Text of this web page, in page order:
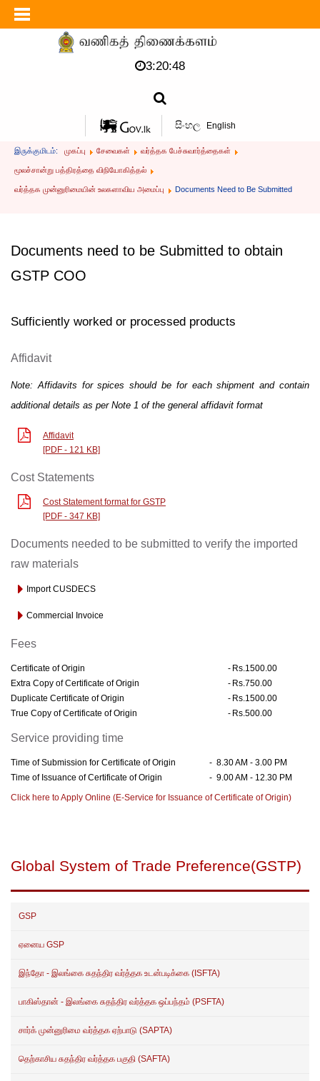
3:20:48
සිංහල English
இருக்குமிடம்: முகப்பு சேவைகள் வர்த்தக பேச்சுவார்த்தைகள்
மூலச்சான்று பத்திரத்தை விநியோகித்தல்
வர்த்தக முன்னுரிமையின் உலகளாவிய அமைப்பு Documents Need to Be Submitted
Documents need to be Submitted to obtain
GSTP COO
Sufficiently worked or processed products
Affidavit
Note: Affidavits for spices should be for each shipment and contain
additional details as per Note 1 of the general affidavit format
Affidavit
[PDF - 121 KB]
Cost Statements
Cost Statement format for GSTP
[PDF - 347 KB]
Documents needed to be submitted to verify the imported
raw materials
Import CUSDECS
Commercial Invoice
Fees
Certificate of Origin - Rs.1500.00
Extra Copy of Certificate of Origin
- Rs.750.00
Duplicate Certificate of Origin
- Rs.1500.00
True Copy of Certificate of Origin
- Rs.500.00
Service providing time
Time of Submission for Certificate of Origin
- 8.30 AM - 3.00 PM
Time of Issuance of Certificate of Origin
- 9.00 AM - 12.30 PM
Click here to Apply Online (E-Service for Issuance of Certificate of Origin)
Global System of Trade Preference(GSTP)
GSP
ஏனைய GSP
இந்தோ - இலங்கை சுதந்திர வர்த்தக உடன்படிக்கை (ISFTA)
பாகிஸ்தான் - இலங்கை சுதந்திர வர்த்தக ஒப்பந்தம் (PSFTA)
சார்க் முன்னுரிமை வர்த்தக ஏற்பாடு (SAPTA)
தெற்காசிய சுதந்திர வர்த்தக பகுதி (SAFTA)